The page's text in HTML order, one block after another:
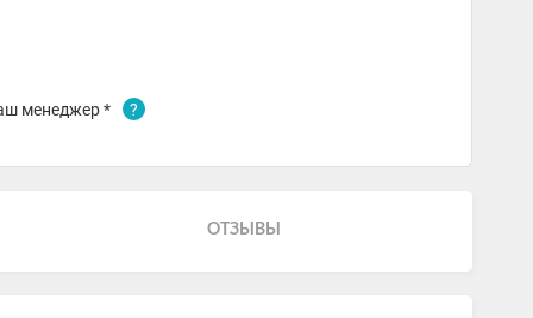
менеджер * ?
ОТЗЫВЫ